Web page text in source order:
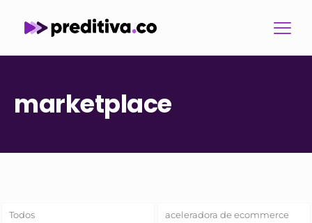
marketplace
Todos aceleradora de ecommerce